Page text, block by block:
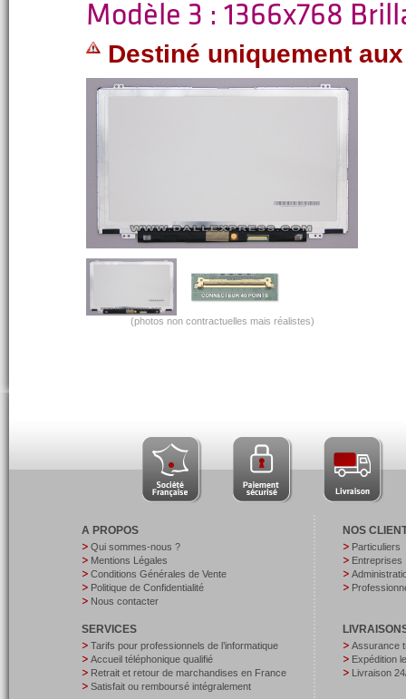
Modèle 3 : 1366x768
Destiné uniquement
(photos non contractuelles mais réalistes)
A PROPOS
Qui sommes-nous ?
Mentions Légales
Conditions Générales de Vente
Politique de Confidentialité
Nous contacter
SERVICES
Tarifs pour professionnels de l’informatique
Accueil téléphonique qualifié
Retrait et retour de marchandises en France
Satisfait ou remboursé intégralement
NOS
Particuliers
Entreprises
Assurance
Expédition
Livraison